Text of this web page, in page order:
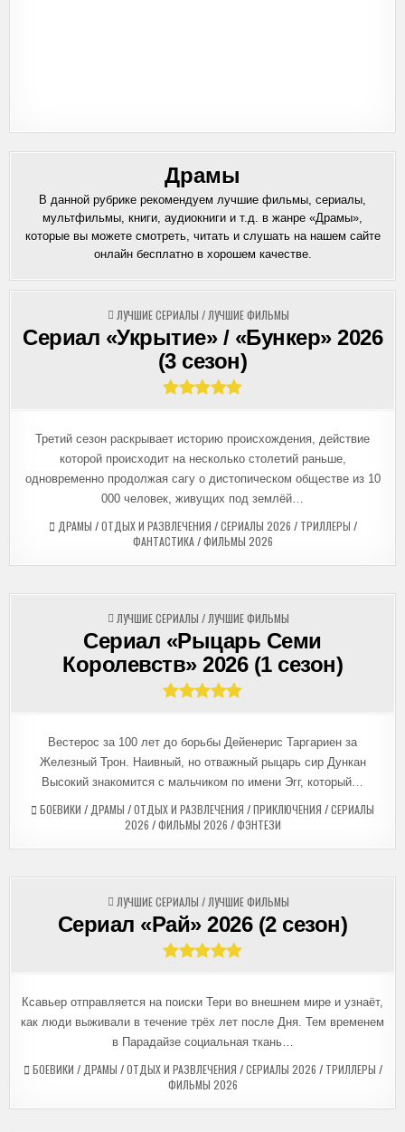
Драмы
В данной рубрике рекомендуем лучшие фильмы, сериалы,
мультфильмы, книги, аудиокниги и т.д. в жанре «Драмы»,
которые вы можете смотреть, читать и слушать на нашем сайте
онлайн бесплатно в хорошем качестве.
ОПУБЛИКОВАНО
В
ЛУЧШИЕ СЕРИАЛЫ / ЛУЧШИЕ ФИЛЬМЫ
Сериал «Укрытие» / «Бункер» 2026
(3 сезон)
Третий сезон раскрывает историю происхождения, действие
которой происходит на несколько столетий раньше,
одновременно продолжая сагу о дистопическом обществе из 10
000 человек, живущих под землёй…
ДРАМЫ /ОТДЫХ И РАЗВЛЕЧЕНИЯ /СЕРИАЛЫ 2026 / ТРИЛЛЕРЫ /
ФАНТАСТИКА/ФИЛЬМЫ 2026
ОПУБЛИКОВАНО
В
ЛУЧШИЕ СЕРИАЛЫ / ЛУЧШИЕ ФИЛЬМЫ
Сериал «Рыцарь Семи
Королевств» 2026 (1 сезон)
Вестерос за 100 лет до борьбы Дейенерис Таргариен за
Железный Трон. Наивный, но отважный рыцарь сир Дункан
Высокий знакомится с мальчиком по имени Эгг, который…
БОЕВИКИ / ДРАМЫ /ОТДЫХ И РАЗВЛЕЧЕНИЯ /ПРИКЛЮЧЕНИЯ /СЕРИАЛЫ
2026 /ФИЛЬМЫ 2026 /ФЭНТЕЗИ
ОПУБЛИКОВАНО
В
ЛУЧШИЕ СЕРИАЛЫ / ЛУЧШИЕ ФИЛЬМЫ
Сериал «Рай» 2026 (2 сезон)
Ксавьер отправляется на поиски Тери во внешнем мире и узнаёт,
как люди выживали в течение трёх лет после Дня. Тем временем
в Парадайзе социальная ткань…
БОЕВИКИ / ДРАМЫ /ОТДЫХ И РАЗВЛЕЧЕНИЯ /СЕРИАЛЫ 2026 / ТРИЛЛЕРЫ /
ФИЛЬМЫ 2026